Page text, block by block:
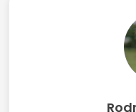
Besplatna